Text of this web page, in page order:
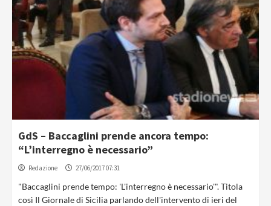
GdS – Baccaglini prende ancora tempo:
“L’interregno è necessario”
Redazione 27/06/2017 07:31
"Baccaglini prende tempo: 'L'interregno è necessario'". Titola
così Il Giornale di Sicilia parlando dell'intervento di ieri del